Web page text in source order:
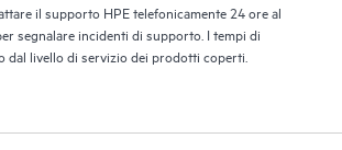
il supporto HPE telefonicamente 24 ore al
segnalare incidenti di supporto. I tempi di
dal livello di servizio dei prodotti coperti.